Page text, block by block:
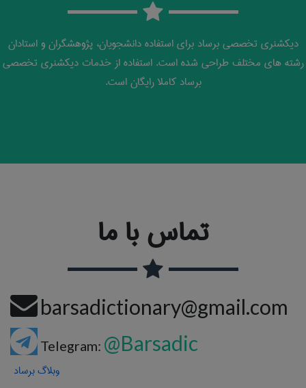
دیکشنری تخصصی برساد برای استفاده دانشجویان، پژوهشگران و استادان
رشته های مختلف طراحی شده است. استفاده از خدمات دیکشنری تخصصی
برساد کاملا رایگان است.
تماس با ما
barsadictionary@gmail.com
Telegram: @Barsadic
وبلاگ برساد